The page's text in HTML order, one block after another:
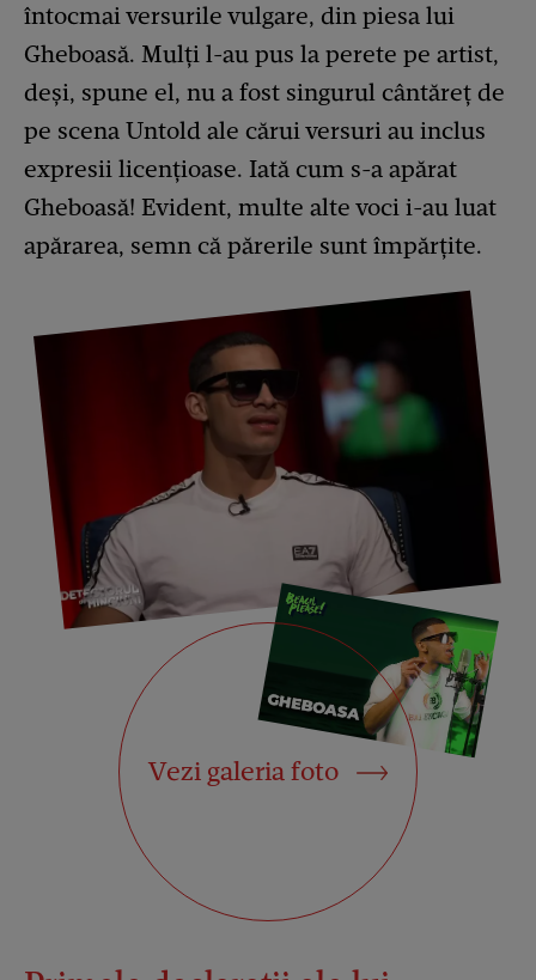
întocmai versurile vulgare, din piesa lui
Gheboasă. Mulți l-au pus la perete pe artist,
deși, spune el, nu a fost singurul cântăreț de
pe scena Untold ale cărui versuri au inclus
expresii licențioase. Iată cum s-a apărat
Gheboasă! Evident, multe alte voci i-au luat
apărarea, semn că părerile sunt împărțite.
Vezi galeria foto